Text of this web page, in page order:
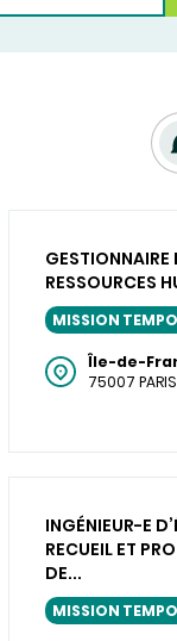
GESTIONNAIRE
RESSOURCES
MISSION
Île-de-
75007 PARIS
INGÉNIEUR-E
RECUEIL ET
DE...
MISSION